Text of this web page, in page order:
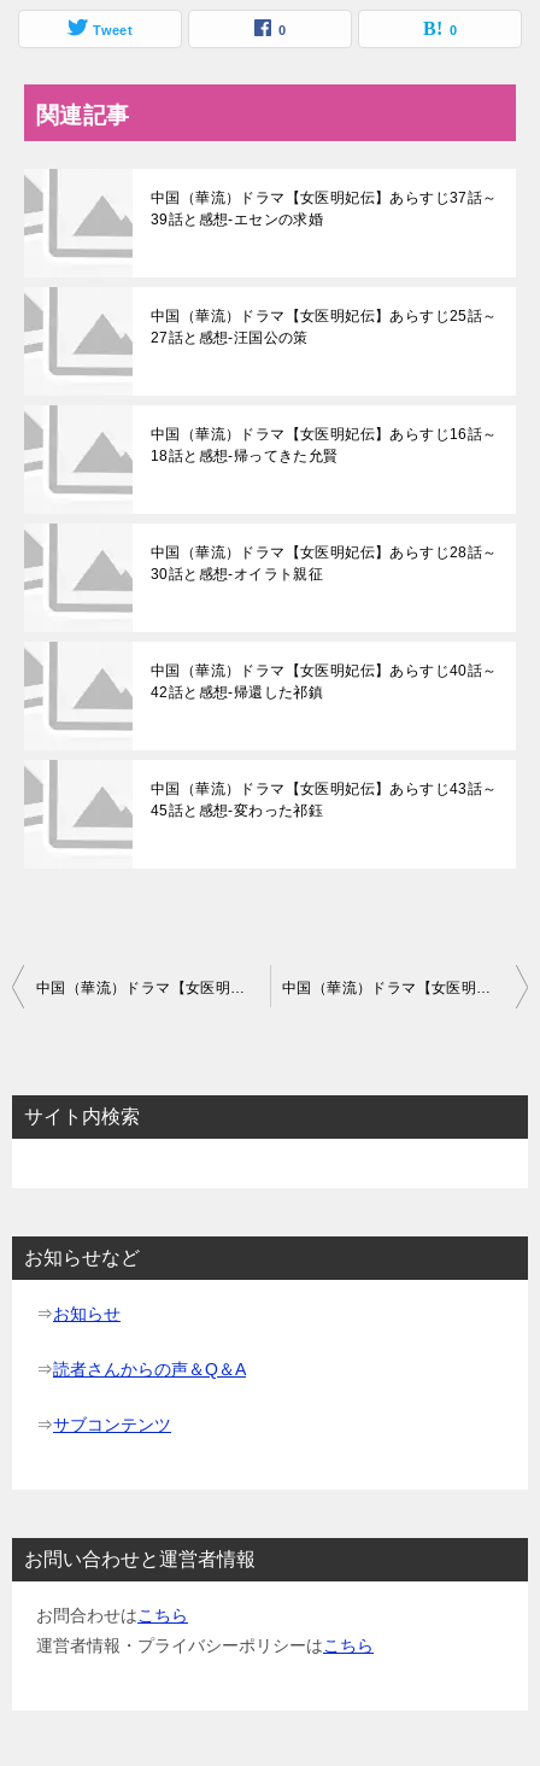
Tweet 0 0
関連記事
中国（華流）ドラマ【女医明妃伝】あらすじ37話～
39話と感想-エセンの求婚
中国（華流）ドラマ【女医明妃伝】あらすじ25話～
27話と感想-汪国公の策
中国（華流）ドラマ【女医明妃伝】あらすじ16話～
18話と感想-帰ってきた允賢
中国（華流）ドラマ【女医明妃伝】あらすじ28話～
30話と感想-オイラト親征
中国（華流）ドラマ【女医明妃伝】あらすじ40話～
42話と感想-帰還した祁鎮
中国（華流）ドラマ【女医明妃伝】あらすじ43話～
45話と感想-変わった祁鈺
投
ビ
ゲ
ョ
中国（華流）ドラマ【女医明妃伝】相関図とキャスト情報 中国（華流）ドラマ【女医明妃伝】あらすじ4話～6話と感想-順天府での審判
サイト内検索
お知らせなど
⇒お知らせ
⇒読者さんからの声＆Q＆A
⇒サブコンテンツ
お問い合わせと運営者情報
お問合わせはこちら
運営者情報・プライバシーポリシーはこちら